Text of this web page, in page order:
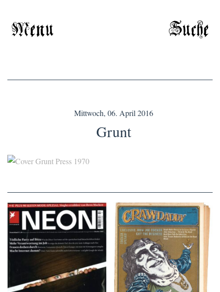
Menu Suche
Mittwoch, 06. April 2016
Grunt
NEON – OKTOBER
2008
Crawdaddy – June/11/72